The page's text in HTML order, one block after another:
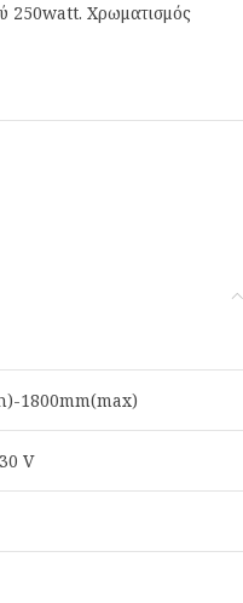
250watt. Χρωματισμός
1800mm(max)
V